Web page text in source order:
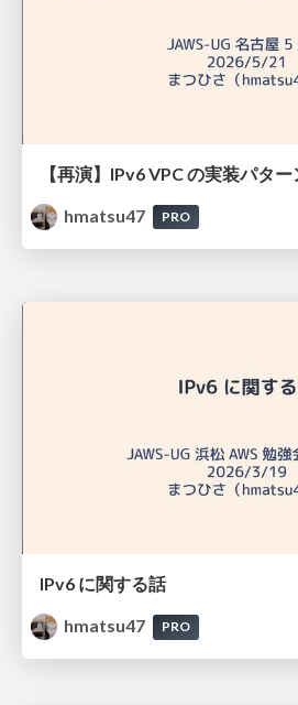
【再演】IPv6 VPC の実装パタ
hmatsu47
PRO
IPv6 に関する話
hmatsu47
PRO